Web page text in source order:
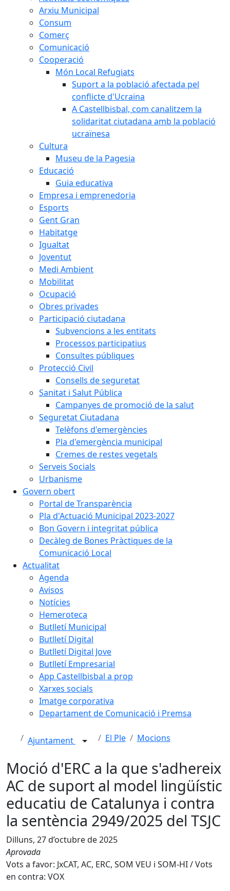
Arxiu Municipal
Consum
Comerç
Comunicació
Cooperació
Món Local Refugiats
Suport a la població afectada pel
conflicte d'Ucraïna
A Castellbisbal, com canalitzem la
solidaritat ciutadana amb la població
ucraïnesa
Cultura
Museu de la Pagesia
Educació
Guia educativa
Empresa i emprenedoria
Esports
Gent Gran
Habitatge
Igualtat
Joventut
Medi Ambient
Mobilitat
Ocupació
Obres privades
Participació ciutadana
Subvencions a les entitats
Processos participatius
Consultes públiques
Protecció Civil
Consells de seguretat
Sanitat i Salut Pública
Campanyes de promoció de la salut
Seguretat Ciutadana
Telèfons d'emergències
Pla d'emergència municipal
Cremes de restes vegetals
Serveis Socials
Urbanisme
Govern obert
Portal de Transparència
Pla d'Actuació Municipal 2023-2027
Bon Govern i integritat pública
Decàleg de Bones Pràctiques de la
Comunicació Local
Actualitat
Agenda
Avisos
Notícies
Hemeroteca
Butlletí Municipal
Butlletí Digital
Butlletí Digital Jove
Butlletí Empresarial
App Castellbisbal a prop
Xarxes socials
Imatge corporativa
Departament de Comunicació i Premsa
Ajuntament El Ple Mocions
Moció d'ERC a la que s'adhereix
AC de suport al model lingüístic
educatiu de Catalunya i contra
la sentència 2949/2025 del TSJC
Dilluns, 27 d’octubre de 2025
Aprovada
Vots a favor: JxCAT, AC, ERC, SOM VEU i SOM-HI / Vots
en contra: VOX